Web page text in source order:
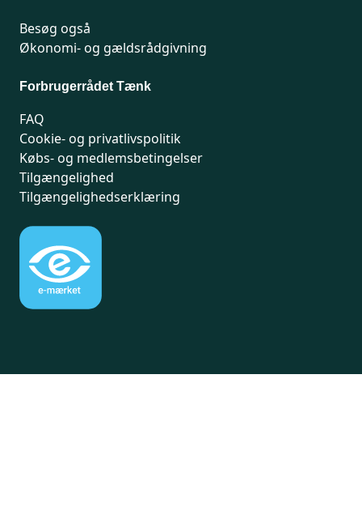
Besøg også
Økonomi- og gældsrådgivning
Forbrugerrådet Tænk
FAQ
Cookie- og privatlivspolitik
Købs- og medlemsbetingelser
Tilgængelighed
Tilgængelighedserklæring